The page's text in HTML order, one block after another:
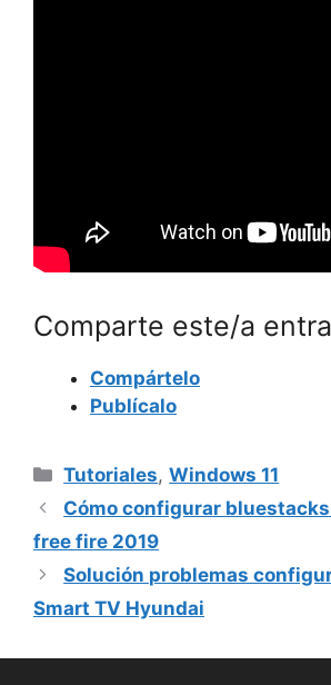
Comparte este/a
Compártelo
Publícalo
Categorías
Tutoriales,Windows 11
Cómo configurar
free fire 2019
Solución problemas
Smart TV Hyundai